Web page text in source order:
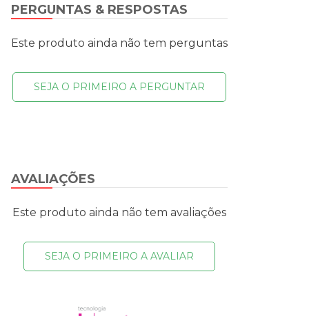
AVALIAÇÕES
Este produto ainda não tem avaliações
SEJA O PRIMEIRO A AVALIAR
PERGUNTAS & RESPOSTAS
Este produto ainda não tem perguntas
SEJA O PRIMEIRO A PERGUNTAR